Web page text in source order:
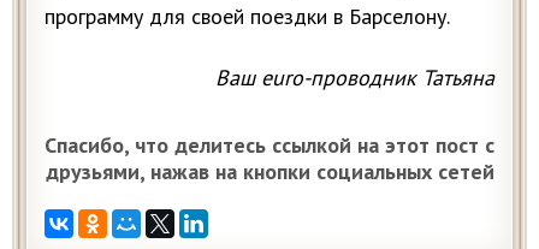
программу для своей поездки в Барселону.
Ваш euro-проводник Татьяна
Спасибо, что делитесь ссылкой на этот пост с
друзьями, нажав на кнопки социальных сетей